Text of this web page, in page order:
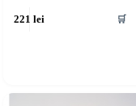
221lei 🛒